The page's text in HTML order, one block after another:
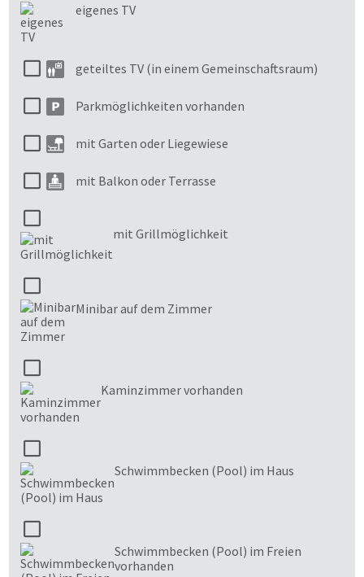
eigenes TV
geteiltes TV (in einem Gemeinschaftsraum)
Parkmöglichkeiten vorhanden
mit Garten oder Liegewiese
mit Balkon oder Terrasse
mit Grillmöglichkeit
Minibar auf dem Zimmer
Kaminzimmer vorhanden
Schwimmbecken (Pool) im Haus
Schwimmbecken (Pool) im Freien
vorhanden